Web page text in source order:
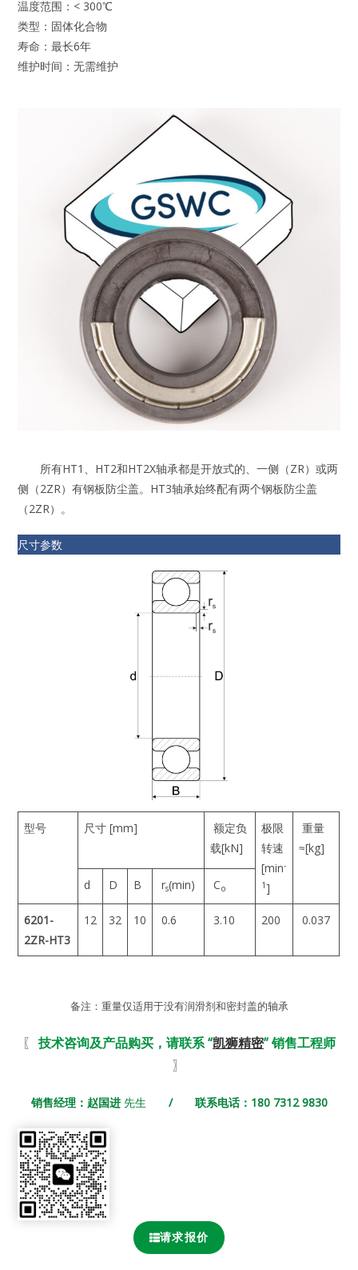
温度范围：< 300℃
类型：固体化合物
寿命：最长6年
维护时间：无需维护
所有HT1、HT2和HT2X轴承都是开放式的、一侧（ZR）或两
侧（2ZR）有钢板防尘盖。HT3轴承始终配有两个钢板防尘盖
（2ZR）。
尺寸参数
型号 尺寸 [mm]
额定负
载[kN]
极限
转速
[min-
1]
重量
≈[kg]
d D B rs(min) Co
6201-
2ZR-HT3
12 32 10 0.6 3.10 200 0.037
备注：重量仅适用于没有润滑剂和密封盖的轴承
〖 技术咨询及产品购买，请联系 “凯狮精密” 销售工程师
〗
销售经理：赵国进 先生 / 联系电话：180 7312 9830
请求报价